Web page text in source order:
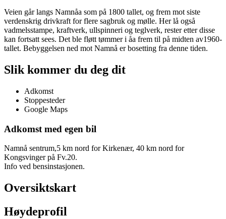
Veien går langs Namnåa som på 1800 tallet, og frem mot siste
verdenskrig drivkraft for flere sagbruk og mølle. Her lå også
vadmelsstampe, kraftverk, ullspinneri og teglverk, rester etter disse
kan fortsatt sees. Det ble fløtt tømmer i åa frem til på midten av1960-
tallet. Bebyggelsen ned mot Namnå er bosetting fra denne tiden.
Slik kommer du deg dit
Adkomst
Stoppesteder
Google Maps
Adkomst med egen bil
Namnå sentrum,5 km nord for Kirkenær, 40 km nord for
Kongsvinger på Fv.20.
Info ved bensinstasjonen.
Oversiktskart
Høydeprofil